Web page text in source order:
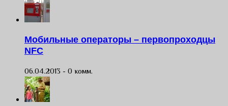
Мобильные операторы – первопроходцы
NFC
06.04.2013 - 0 комм.